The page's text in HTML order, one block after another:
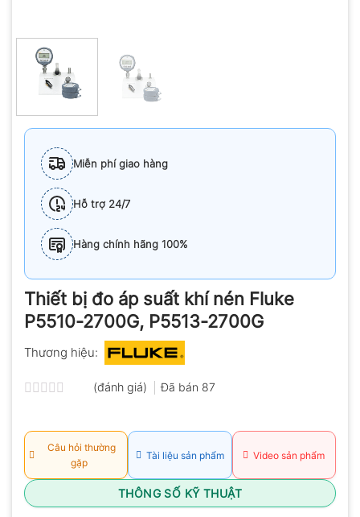
Miễn phí giao hàng
Hỗ trợ 24/7
Hàng chính hãng 100%
Thiết bị đo áp suất khí nén Fluke
P5510-2700G, P5513-2700G
Thương hiệu:
hạng
5
sao
(đánh giá) Đã bán 87
Câu hỏi thường
gặp
Tài liệu sản phẩm Video sản phẩm
THÔNG SỐ KỸ THUẬT